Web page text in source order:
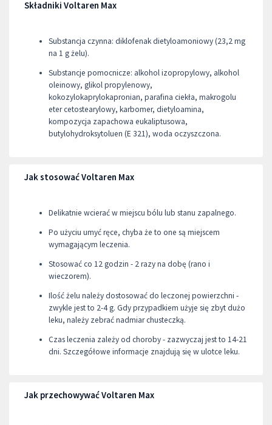
Składniki Voltaren Max
Substancja czynna: diklofenak dietyloamoniowy (23,2 mg
na 1 g żelu).
Substancje pomocnicze: alkohol izopropylowy, alkohol
oleinowy, glikol propylenowy,
kokozylokaprylokapronian, parafina ciekła, makrogolu
eter cetostearylowy, karbomer, dietyloamina,
kompozycja zapachowa eukaliptusowa,
butylohydroksytoluen (E 321), woda oczyszczona.
Jak stosować Voltaren Max
Delikatnie wcierać w miejscu bólu lub stanu zapalnego.
Po użyciu umyć ręce, chyba że to one są miejscem
wymagającym leczenia.
Stosować co 12 godzin - 2 razy na dobę (rano i
wieczorem).
Ilość żelu należy dostosować do leczonej powierzchni -
zwykle jest to 2-4 g. Gdy przypadkiem użyje się zbyt dużo
leku, należy zebrać nadmiar chusteczką.
Czas leczenia zależy od choroby - zazwyczaj jest to 14-21
dni. Szczegółowe informacje znajdują się w ulotce leku.
Jak przechowywać Voltaren Max